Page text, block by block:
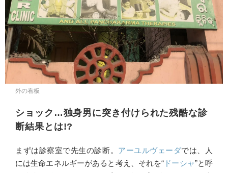
外の看板
ショック…独身男に突き付けられた残酷な診
断結果とは!?
まずは診察室で先生の診断。 アーユルヴェーダでは、人
には生命エネルギーがあると考え、それを“ ドーシャ”と呼